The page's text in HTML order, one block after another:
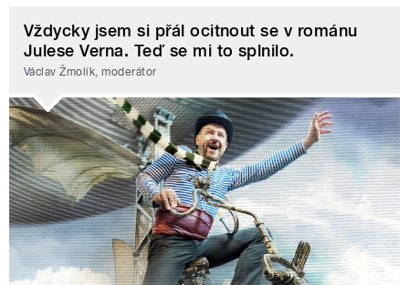
Vždycky jsem si přál ocitnout se v románu
Julese Verna. Teď se mi to splnilo.
Václav Žmolík, moderátor